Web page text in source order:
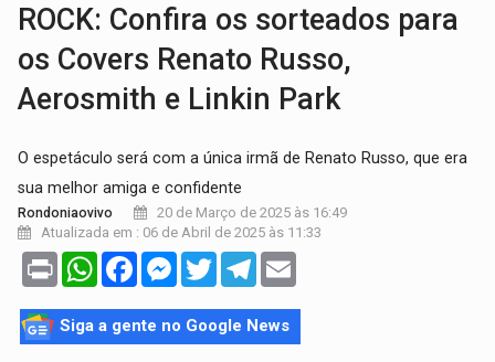
ROCK: Confira os sorteados para
os Covers Renato Russo,
Aerosmith e Linkin Park
O espetáculo será com a única irmã de Renato Russo, que era
sua melhor amiga e confidente
Rondoniaovivo
20 de Março de 2025 às 16:49
Atualizada em : 06 de Abril de 2025 às 11:33
Print WhatsAppFacebookMessenger
TwitterTelegram
Siga a gente no Google News